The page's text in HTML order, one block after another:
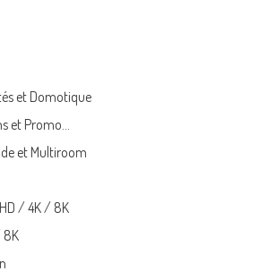
et Domotique
et Promo…
et Multiroom
/ 4K / 8K
8K